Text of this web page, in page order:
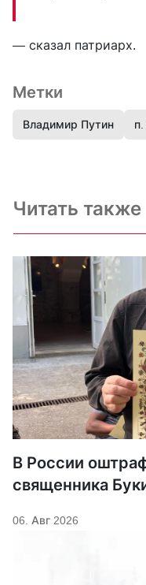
— сказал патриарх.
Метки
Владимир Путин
Читать также
В России
священника
06. Авг 2026